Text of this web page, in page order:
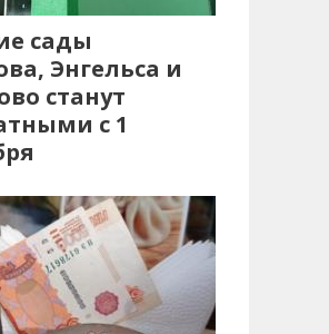
сады
Энгельса и
станут
с 1